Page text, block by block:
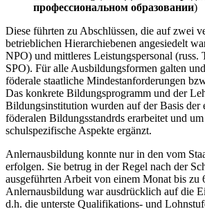
профессиональном образовании)
Diese führten zu Abschlüssen, die auf zwei
betrieblichen Hierarchiebenen angesiedelt
NPO) und mittleres Leistungspersonal (russ.
SPO). Für alle Ausbildungsformen galten
föderale staatliche Mindestanforderungen
Das konkrete Bildungsprogramm und der
Bildungsinstitution wurden auf der Basis der
föderalen Bildungsstandrds erarbeitet und
schulspezifische Aspekte ergänzt.
Anlernausbildung konnte nur in den vom
erfolgen. Sie betrug in der Regel nach der
ausgeführten Arbeit von einem Monat bis zu
Anlernausbildung war ausdrücklich auf die
d.h. die unterste Qualifikations- und